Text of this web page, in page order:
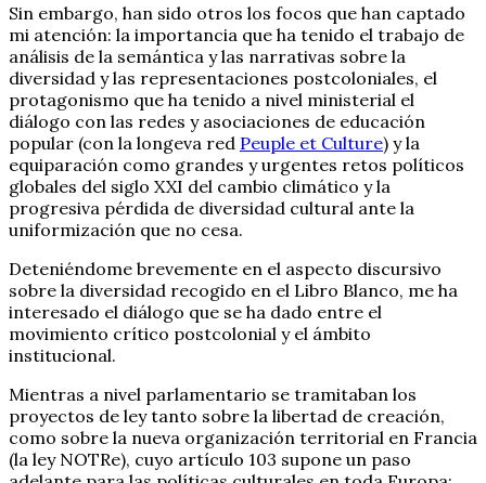
Sin embargo, han sido otros los focos que han captado
mi atención: la importancia que ha tenido el trabajo de
análisis de la semántica y las narrativas sobre la
diversidad y las representaciones postcoloniales, el
protagonismo que ha tenido a nivel ministerial el
diálogo con las redes y asociaciones de educación
popular (con la longeva red Peuple et Culture) y la
equiparación como grandes y urgentes retos políticos
globales del siglo XXI del cambio climático y la
progresiva pérdida de diversidad cultural ante la
uniformización que no cesa.
Deteniéndome brevemente en el aspecto discursivo
sobre la diversidad recogido en el Libro Blanco, me ha
interesado el diálogo que se ha dado entre el
movimiento crítico postcolonial y el ámbito
institucional.
Mientras a nivel parlamentario se tramitaban los
proyectos de ley tanto sobre la libertad de creación,
como sobre la nueva organización territorial en Francia
(la ley NOTRe), cuyo artículo 103 supone un paso